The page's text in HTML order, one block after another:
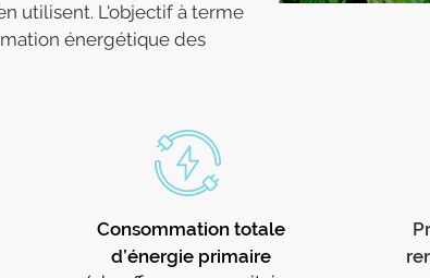
utilisent. L'objectif à terme
énergétique des
Consommation totale
d’énergie primaire